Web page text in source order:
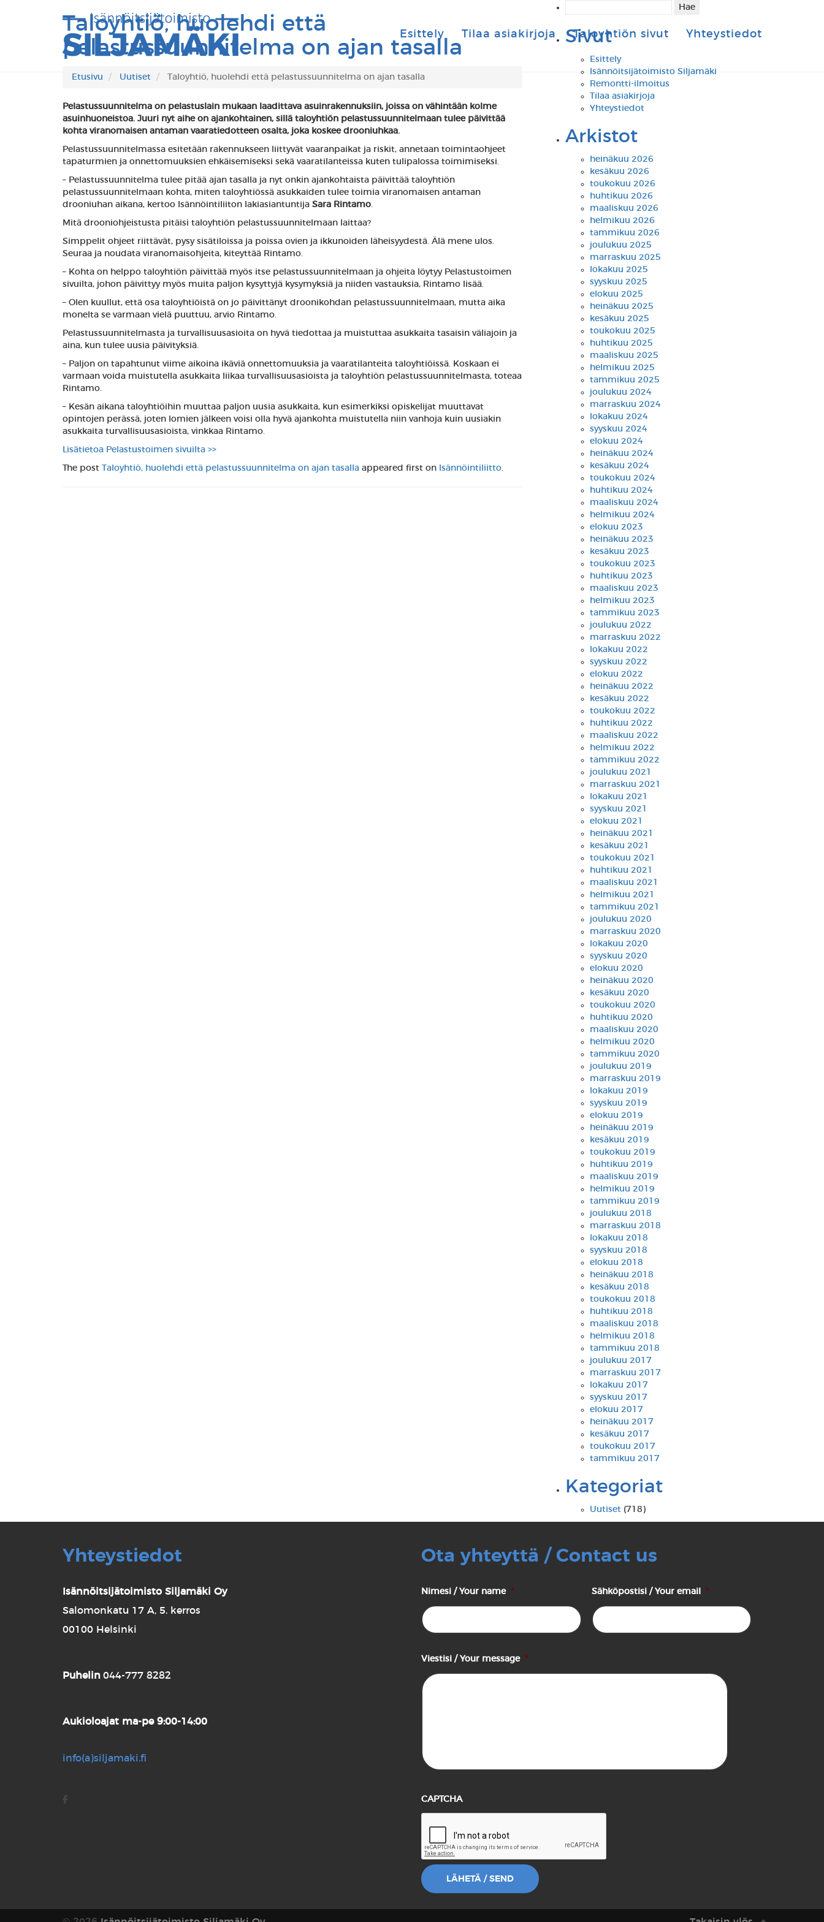
Esittely Tilaa asiakirjoja Taloyhtiön sivut Yhteystiedot
Taloyhtiö, huolehdi että
pelastussuunnitelma on ajan tasalla
Etusivu Uutiset Taloyhtiö, huolehdi että pelastussuunnitelma on ajan tasalla
Pelastussuunnitelma on pelastuslain mukaan laadittava asuinrakennuksiin, joissa on vähintään kolme
asuinhuoneistoa. Juuri nyt aihe on ajankohtainen, sillä taloyhtiön pelastussuunnitelmaan tulee päivittää
kohta viranomaisen antaman vaaratiedotteen osalta, joka koskee drooniuhkaa.
Pelastussuunnitelmassa esitetään rakennukseen liittyvät vaaranpaikat ja riskit, annetaan toimintaohjeet
tapaturmien ja onnettomuuksien ehkäisemiseksi sekä vaaratilanteissa kuten tulipalossa toimimiseksi.
– Pelastussuunnitelma tulee pitää ajan tasalla ja nyt onkin ajankohtaista päivittää taloyhtiön
pelastussuunnitelmaan kohta, miten taloyhtiössä asukkaiden tulee toimia viranomaisen antaman
drooniuhan aikana, kertoo Isännöintiliiton lakiasiantuntija Sara Rintamo.
Mitä drooniohjeistusta pitäisi taloyhtiön pelastussuunnitelmaan laittaa?
Simppelit ohjeet riittävät, pysy sisätiloissa ja poissa ovien ja ikkunoiden läheisyydestä. Älä mene ulos.
Seuraa ja noudata viranomaisohjeita, kiteyttää Rintamo.
– Kohta on helppo taloyhtiön päivittää myös itse pelastussuunnitelmaan ja ohjeita löytyy Pelastustoimen
sivuilta, johon päivittyy myös muita paljon kysyttyjä kysymyksiä ja niiden vastauksia, Rintamo lisää.
– Olen kuullut, että osa taloyhtiöistä on jo päivittänyt droonikohdan pelastussuunnitelmaan, mutta aika
monelta se varmaan vielä puuttuu, arvio Rintamo.
Pelastussuunnitelmasta ja turvallisuusasioita on hyvä tiedottaa ja muistuttaa asukkaita tasaisin väliajoin ja
aina, kun tulee uusia päivityksiä.
– Paljon on tapahtunut viime aikoina ikäviä onnettomuuksia ja vaaratilanteita taloyhtiöissä. Koskaan ei
varmaan voida muistutella asukkaita liikaa turvallisuusasioista ja taloyhtiön pelastussuunnitelmasta, toteaa
Rintamo.
– Kesän aikana taloyhtiöihin muuttaa paljon uusia asukkaita, kun esimerkiksi opiskelijat muuttavat
opintojen perässä, joten lomien jälkeen voisi olla hyvä ajankohta muistutella niin vanhoja kuin uusiakin
asukkaita turvallisuusasioista, vinkkaa Rintamo.
Lisätietoa Pelastustoimen sivuilta >>
The post Taloyhtiö, huolehdi että pelastussuunnitelma on ajan tasalla appeared first on Isännöintiliitto.
Sivut
Esittely
Isännöitsijätoimisto Siljamäki
Remontti-ilmoitus
Tilaa asiakirjoja
Yhteystiedot
Arkistot
heinäkuu 2026
kesäkuu 2026
toukokuu 2026
huhtikuu 2026
maaliskuu 2026
helmikuu 2026
tammikuu 2026
joulukuu 2025
marraskuu 2025
lokakuu 2025
syyskuu 2025
elokuu 2025
heinäkuu 2025
kesäkuu 2025
toukokuu 2025
huhtikuu 2025
maaliskuu 2025
helmikuu 2025
tammikuu 2025
joulukuu 2024
marraskuu 2024
lokakuu 2024
syyskuu 2024
elokuu 2024
heinäkuu 2024
kesäkuu 2024
toukokuu 2024
huhtikuu 2024
maaliskuu 2024
helmikuu 2024
elokuu 2023
heinäkuu 2023
kesäkuu 2023
toukokuu 2023
huhtikuu 2023
maaliskuu 2023
helmikuu 2023
tammikuu 2023
joulukuu 2022
marraskuu 2022
lokakuu 2022
syyskuu 2022
elokuu 2022
heinäkuu 2022
kesäkuu 2022
toukokuu 2022
huhtikuu 2022
maaliskuu 2022
helmikuu 2022
tammikuu 2022
joulukuu 2021
marraskuu 2021
lokakuu 2021
syyskuu 2021
elokuu 2021
heinäkuu 2021
kesäkuu 2021
toukokuu 2021
huhtikuu 2021
maaliskuu 2021
helmikuu 2021
tammikuu 2021
joulukuu 2020
marraskuu 2020
lokakuu 2020
syyskuu 2020
elokuu 2020
heinäkuu 2020
kesäkuu 2020
toukokuu 2020
huhtikuu 2020
maaliskuu 2020
helmikuu 2020
tammikuu 2020
joulukuu 2019
marraskuu 2019
lokakuu 2019
syyskuu 2019
elokuu 2019
heinäkuu 2019
kesäkuu 2019
toukokuu 2019
huhtikuu 2019
maaliskuu 2019
helmikuu 2019
tammikuu 2019
joulukuu 2018
marraskuu 2018
lokakuu 2018
syyskuu 2018
elokuu 2018
heinäkuu 2018
kesäkuu 2018
toukokuu 2018
huhtikuu 2018
maaliskuu 2018
helmikuu 2018
tammikuu 2018
joulukuu 2017
marraskuu 2017
lokakuu 2017
syyskuu 2017
elokuu 2017
heinäkuu 2017
kesäkuu 2017
toukokuu 2017
tammikuu 2017
Kategoriat
Uutiset (718)
Yhteystiedot
Isännöitsijätoimisto Siljamäki Oy
Salomonkatu 17 A, 5. kerros
00100 Helsinki
Puhelin 044-777 8282
Aukioloajat ma-pe 9:00-14:00
info(a)siljamaki.fi
Ota yhteyttä / Contact us
Nimesi / Your name * Sähköpostisi / Your email *
Viestisi / Your message *
CAPTCHA